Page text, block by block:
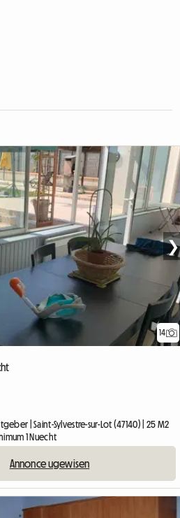
14
❯
| Saint-Sylvestre-sur-Lot (47140) | 25 M2
1 Nuecht
Annonce ugewisen